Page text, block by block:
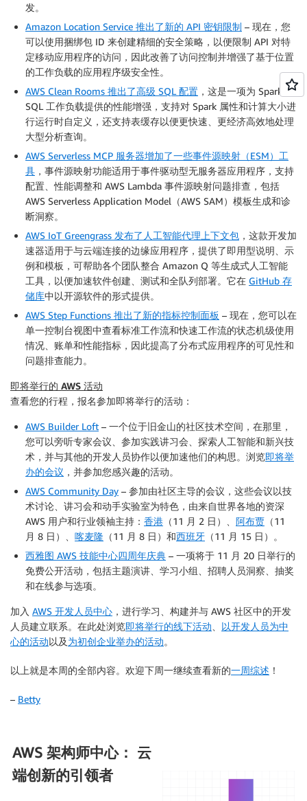
发。
Amazon Location Service 推出了新的 API 密钥限制 – 现在，您
可以使用捆绑包 ID 来创建精细的安全策略，以便限制 API 对特
定移动应用程序的访问，因此改善了访问控制并增强了基于位置
的工作负载的应用程序级安全性。
AWS Clean Rooms 推出了高级 SQL 配置 ，这是一项为 Spark
SQL 工作负载提供的性能增强，支持对 Spark 属性和计算大小进
行运行时自定义，还支持表缓存以便更快速、更经济高效地处理
大型分析查询。
AWS Serverless MCP 服务器增加了一些事件源映射（ESM）工
具 ，事件源映射功能适用于事件驱动型无服务器应用程序，支持
配置、性能调整和 AWS Lambda 事件源映射问题排查，包括
AWS Serverless Application Model（AWS SAM）模板生成和诊
断洞察。
AWS IoT Greengrass 发布了人工智能代理上下文包 ，这款开发加
速器适用于与云端连接的边缘应用程序，提供了即用型说明、示
例和模板，可帮助各个团队整合 Amazon Q 等生成式人工智能
工具，以便加速软件创建、测试和全队列部署。它在 GitHub 存
储库中以开源软件的形式提供。
AWS Step Functions 推出了新的指标控制面板 – 现在，您可以在
单一控制台视图中查看标准工作流和快速工作流的状态机级使用
情况、账单和性能指标，因此提高了分布式应用程序的可见性和
问题排查能力。
即将举行的 AWS 活动
查看您的行程，报名参加即将举行的活动：
AWS Builder Loft – 一个位于旧金山的社区技术空间，在那里，
您可以旁听专家会议、参加实践讲习会、探索人工智能和新兴技
术，并与其他的开发人员协作以便加速他们的构思。浏览即将举
办的会议 ，并参加您感兴趣的活动。
AWS Community Day – 参加由社区主导的会议，这些会议以技
术讨论、讲习会和动手实验室为特色，由来自世界各地的资深
AWS 用户和行业领袖主持： 香港 （11 月 2 日）、 阿布贾 （11
月 8 日）、 喀麦隆 （11 月 8 日）和西班牙 （11 月 15 日）。
西雅图 AWS 技能中心四周年庆典 – 一项将于 11 月 20 日举行的
免费公开活动，包括主题演讲、学习小组、招聘人员洞察、抽奖
和在线参与选项。
加入 AWS 开发人员中心 ，进行学习、构建并与 AWS 社区中的开发
人员建立联系。在此处浏览即将举行的线下活动
以开发人员为中
心的活动以及为初创企业举办的活动。
以上就是本周的全部内容。欢迎下周一继续查看新的一周综述 ！
– Betty
AWS 架构师中心： 云
端创新的引领者